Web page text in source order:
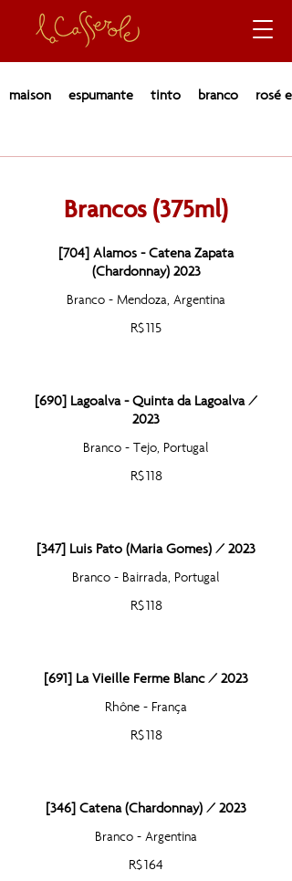
maison espumante tinto branco rosé e
Brancos (375ml)
[704] Alamos - Catena Zapata
(Chardonnay) 2023
Branco - Mendoza, Argentina
R$ 115
[690] Lagoalva - Quinta da Lagoalva /
2023
Branco - Tejo, Portugal
R$ 118
[347] Luis Pato (Maria Gomes) / 2023
Branco - Bairrada, Portugal
R$ 118
[691] La Vieille Ferme Blanc / 2023
Rhône - França
R$ 118
[346] Catena (Chardonnay) / 2023
Branco - Argentina
R$ 164